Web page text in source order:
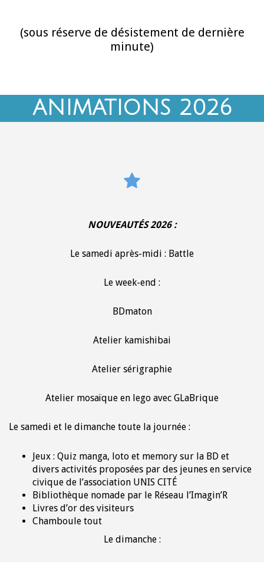
(sous réserve de désistement de dernière
minute)
ANIMATIONS 2026
NOUVEAUTÉS 2026 :
Le samedi après-midi : Battle
Le week-end :
BDmaton
Atelier kamishibai
Atelier sérigraphie
Atelier mosaïque en lego avec GLaBrique
Le samedi et le dimanche toute la journée :
Jeux : Quiz manga, loto et memory sur la BD et
divers activités proposées par des jeunes en service
civique de l’association UNIS CITÉ
Bibliothèque nomade par le Réseau l’Imagin’R
Livres d’or des visiteurs
Chamboule tout
Le dimanche :